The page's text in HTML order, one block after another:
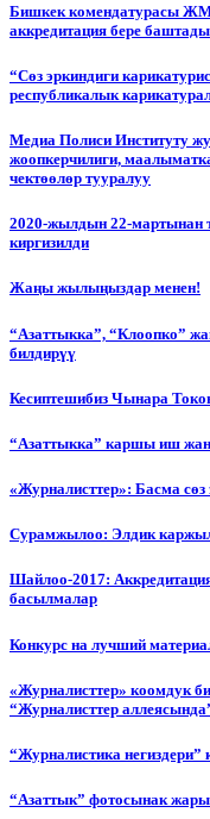
Бишкек комендатурасы
аккредитация бере баштады
“Сөз эркиндиги
республикалык
Медиа Полиси Институту
жоопкерчилиги,
чектөөлөр тууралуу
2020-жылдын 22-мартынан
киргизилди
Жаңы жылыңыздар менен!
“Азаттыкка”, “Клоопко”
билдирүү
Кесиптешибиз Чынара
“Азаттыкка” каршы иш
«Журналисттер»: Басма сөз
Сурамжылоо: Элдик
Шайлоо-2017:
басылмалар
Конкурс на лучший
«Журналисттер» коомдук
“Журналисттер
“Журналистика негиздери”
“Азаттык” фотосынак